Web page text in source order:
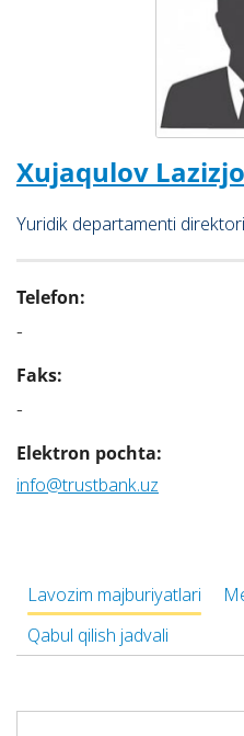
Xujaqulov
Yuridik dеpаrtаmеnti dirеktоri
Telefon:
-
Faks:
-
Elektron pochta:
info@trustbank.uz
Lavozim majburiyatlari
Qabul qilish jadvali